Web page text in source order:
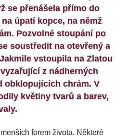
se přenášela přímo do
úpatí kopce, na němž
Pozvolné stoupání po
soustředit na otevřený a
vstoupila na Zlatou
z nádherných
obklopujících chrám. V
květiny tvarů a barev,
forem života. Některé